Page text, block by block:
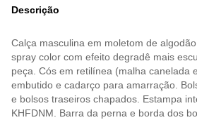
Descrição
Calça masculina em moletom de
spray color com efeito degradê mais
peça. Cós em retilínea (malha canelada
embutido e cadarço para amarração.
e bolsos traseiros chapados. Estampa
KHFDNM. Barra da perna e borda dos